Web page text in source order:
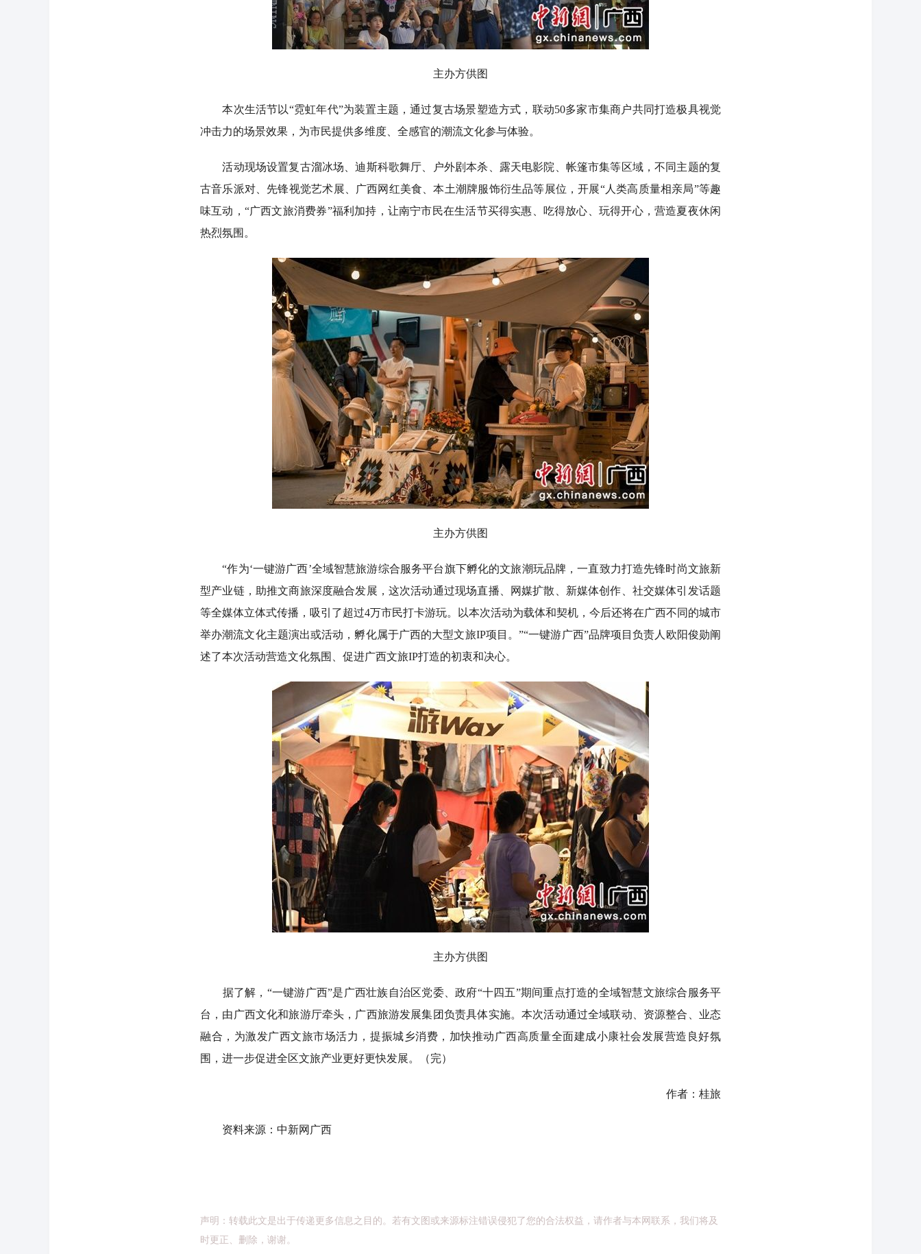
主办方供图
本次生活节以“霓虹年代”为装置主题，通过复古场景塑造方式，联动50多家市集商户共同打造极具视觉
冲击力的场景效果，为市民提供多维度、全感官的潮流文化参与体验。
活动现场设置复古溜冰场、迪斯科歌舞厅、户外剧本杀、露天电影院、帐篷市集等区域，不同主题的复
古音乐派对、先锋视觉艺术展、广西网红美食、本土潮牌服饰衍生品等展位，开展“人类高质量相亲局”等趣
味互动，“广西文旅消费券”福利加持，让南宁市民在生活节买得实惠、吃得放心、玩得开心，营造夏夜休闲
热烈氛围。
主办方供图
“作为‘一键游广西’全域智慧旅游综合服务平台旗下孵化的文旅潮玩品牌，一直致力打造先锋时尚文旅新
型产业链，助推文商旅深度融合发展，这次活动通过现场直播、网媒扩散、新媒体创作、社交媒体引发话题
等全媒体立体式传播，吸引了超过4万市民打卡游玩。以本次活动为载体和契机，今后还将在广西不同的城市
举办潮流文化主题演出或活动，孵化属于广西的大型文旅IP项目。”“一键游广西”品牌项目负责人欧阳俊勋阐
述了本次活动营造文化氛围、促进广西文旅IP打造的初衷和决心。
主办方供图
据了解，“一键游广西”是广西壮族自治区党委、政府“十四五”期间重点打造的全域智慧文旅综合服务平
台，由广西文化和旅游厅牵头，广西旅游发展集团负责具体实施。本次活动通过全域联动、资源整合、业态
融合，为激发广西文旅市场活力，提振城乡消费，加快推动广西高质量全面建成小康社会发展营造良好氛
围，进一步促进全区文旅产业更好更快发展。（完）
作者：桂旅
资料来源：中新网广西
声明：转载此文是出于传递更多信息之目的。若有文图或来源标注错误侵犯了您的合法权益，请作者与本网联系，我们将及
时更正、删除，谢谢。